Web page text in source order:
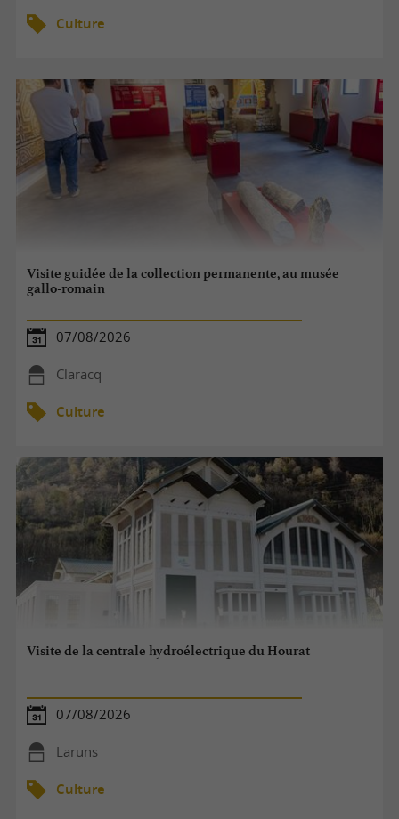
Culture
Visite guidée de la collection permanente, au musée
gallo-romain
07/08/2026
Claracq
Culture
Visite de la centrale hydroélectrique du Hourat
07/08/2026
Laruns
Culture